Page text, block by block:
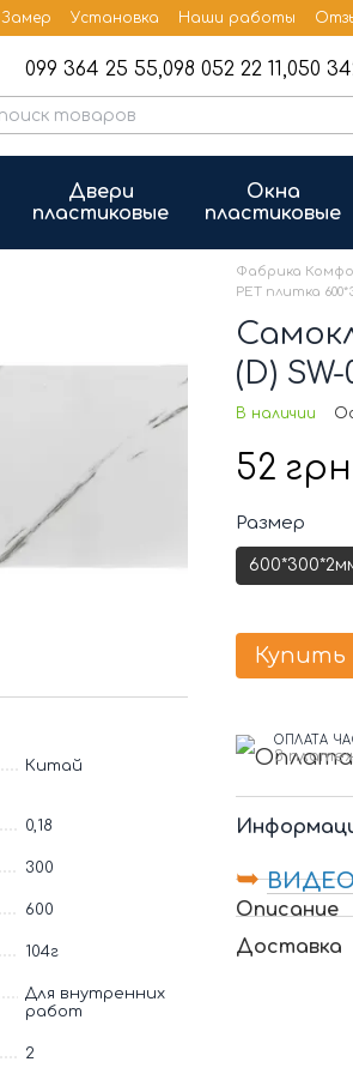
Замер Установка Наши работы
099 364 25 55,098 052 22 11,050
Двери
пластиковые
Окна
пластиковые
Китай
0,18
300
600
104г
Для внутренних
работ
2
Фабрика
PET плитка
(D) SW-
В наличии
52 грн
Размер
Купить
ОПЛАТА
3
➥
Описание
Доставка